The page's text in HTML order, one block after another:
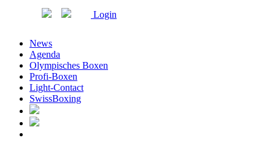
Login
News
Agenda
Olympisches Boxen
Profi-Boxen
Light-Contact
SwissBoxing